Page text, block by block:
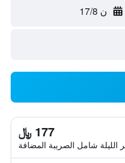
ن 17/8
177 ﷼
الليلة شامل الصريبة المضافة